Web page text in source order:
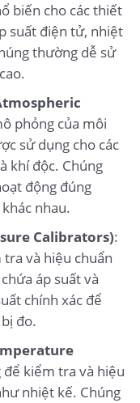
biến cho các thiết
suất điện tử, nhiệt
thường dễ sử
phỏng của môi
sử dụng cho các
khí độc. Chúng
động đúng
nhau.
Calibrators):
và hiệu chuẩn
áp suất và
chính xác để
đo.
để kiểm tra và hiệu
nhiệt kế. Chúng